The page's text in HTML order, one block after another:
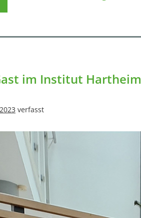
im Institut Hartheim
verfasst